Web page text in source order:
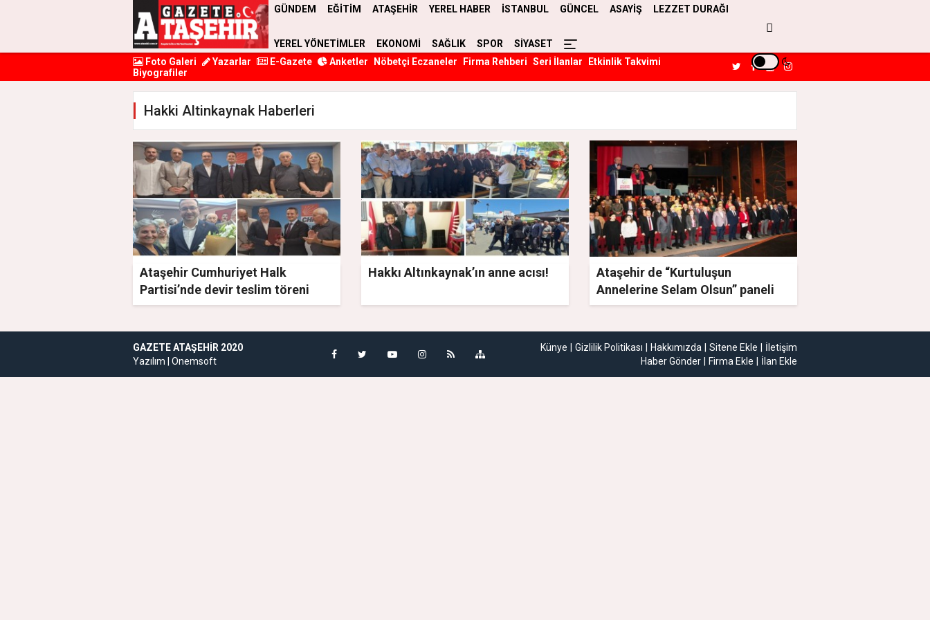
GÜNDEM EĞİTİM ATAŞEHİR YEREL HABER İSTANBUL GÜNCEL ASAYİŞ LEZZET DURAĞI
YEREL YÖNETİMLER EKONOMİ SAĞLIK SPOR
SİYASET
Foto Galeri
Yazarlar E-Gazete Anketler Nöbetçi Eczaneler Firma Rehberi Seri İlanlar
Etkinlik Takvimi
Biyografiler
Hakki Altinkaynak Haberleri
Ataşehir Cumhuriyet Halk
Partisi’nde devir teslim töreni
Hakkı Altınkaynak’ın anne acısı!
Ataşehir de “Kurtuluşun
Annelerine Selam Olsun” paneli
GAZETE ATAŞEHIR 2020
Yazılım | Onemsoft
Künye Gizlilik Politikası Hakkımızda Sitene Ekle
İletişim
Haber Gönder
Firma Ekle İlan Ekle